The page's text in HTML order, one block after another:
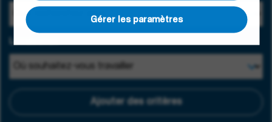
Gérer les paramètres
Ajouter des critères